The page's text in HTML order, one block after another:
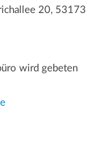
20, 53173
wird gebeten